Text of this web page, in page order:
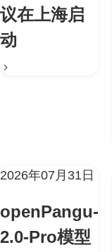
议在上海启
动
2026年07月31日
openPangu-
2.0-Pro模型